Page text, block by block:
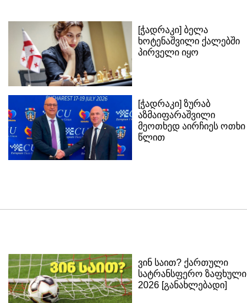
[ჭადრაკი] ბელა
ხოტენაშვილი ქალებში
პირველი იყო
[ჭადრაკი] ზურაბ
აზმაიფარაშვილი
მეოთხედ აირჩიეს ოთხი
წლით
ვინ საით? ქართული
სატრანსფერო ზაფხული
2026 [განახლებადი]